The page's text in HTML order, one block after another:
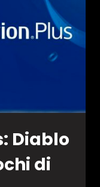
Diablo
di